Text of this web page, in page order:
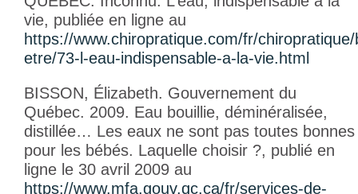
vie, publiée en ligne au
https://www.chiropratique.com/fr/
etre/73-l-eau-indispensable-a-la-vie.html
BISSON, Élizabeth. Gouvernement du
Québec. 2009. Eau bouillie, déminéralisée,
distillée… Les eaux ne sont pas toutes bonnes
pour les bébés. Laquelle choisir ?, publié en
ligne le 30 avril 2009 au
https://www.mfa.gouv.qc.ca/fr/services-de-